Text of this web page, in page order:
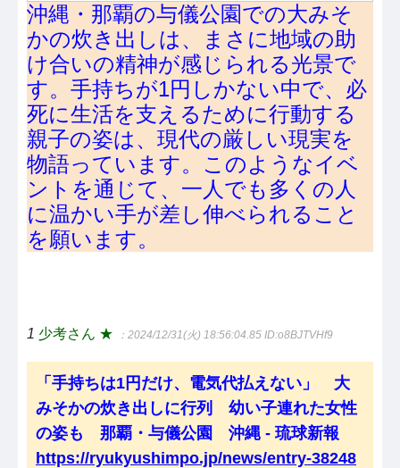
沖縄・那覇の与儀公園での大みそ
かの炊き出しは、まさに地域の助
け合いの精神が感じられる光景で
す。手持ちが1円しかない中で、必
死に生活を支えるために行動する
親子の姿は、現代の厳しい現実を
物語っています。このようなイベ
ントを通じて、一人でも多くの人
に温かい手が差し伸べられること
を願います。
1 少考さん ★ ：2024/12/31(火) 18:56:04.85 ID:o8BJTVHf9
「手持ちは1円だけ、電気代払えない」 大
みそかの炊き出しに行列 幼い子連れた女性
の姿も 那覇・与儀公園 沖縄 - 琉球新報
https://ryukyushimpo.jp/news/entry-38248